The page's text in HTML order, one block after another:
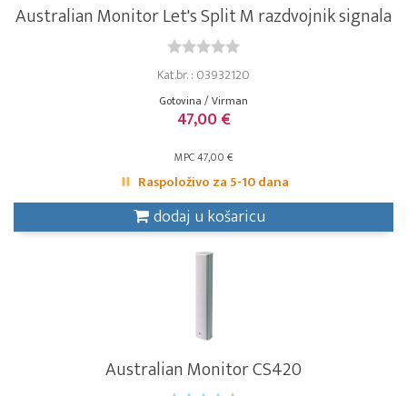
Australian Monitor Let's Split M razdvojnik signala
Kat.br. : 03932120
Gotovina / Virman
47,00 €
MPC 47,00 €
Raspoloživo za 5-10 dana
dodaj u košaricu
Australian Monitor CS420